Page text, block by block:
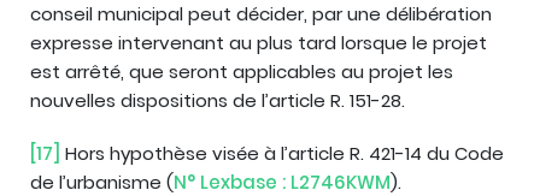
conseil municipal peut décider, par une délibération
expresse intervenant au plus tard lorsque le projet
est arrêté, que seront applicables au projet les
nouvelles dispositions de l’article R. 151-28.
[17] Hors hypothèse visée à l’article R. 421-14 du Code
de l’urbanisme (N° Lexbase : L2746KWM).